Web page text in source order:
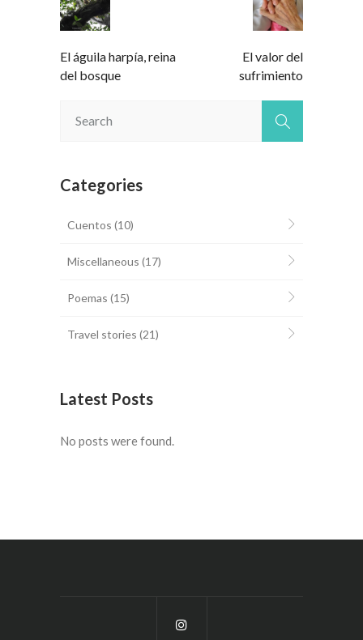
El águila harpía, reina
del bosque
El valor del
sufrimiento
Categories
Cuentos (10)
Miscellaneous (17)
Poemas (15)
Travel stories (21)
Latest Posts
No posts were found.